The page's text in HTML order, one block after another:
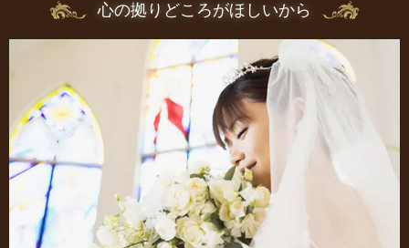
心の拠りどころがほしいから